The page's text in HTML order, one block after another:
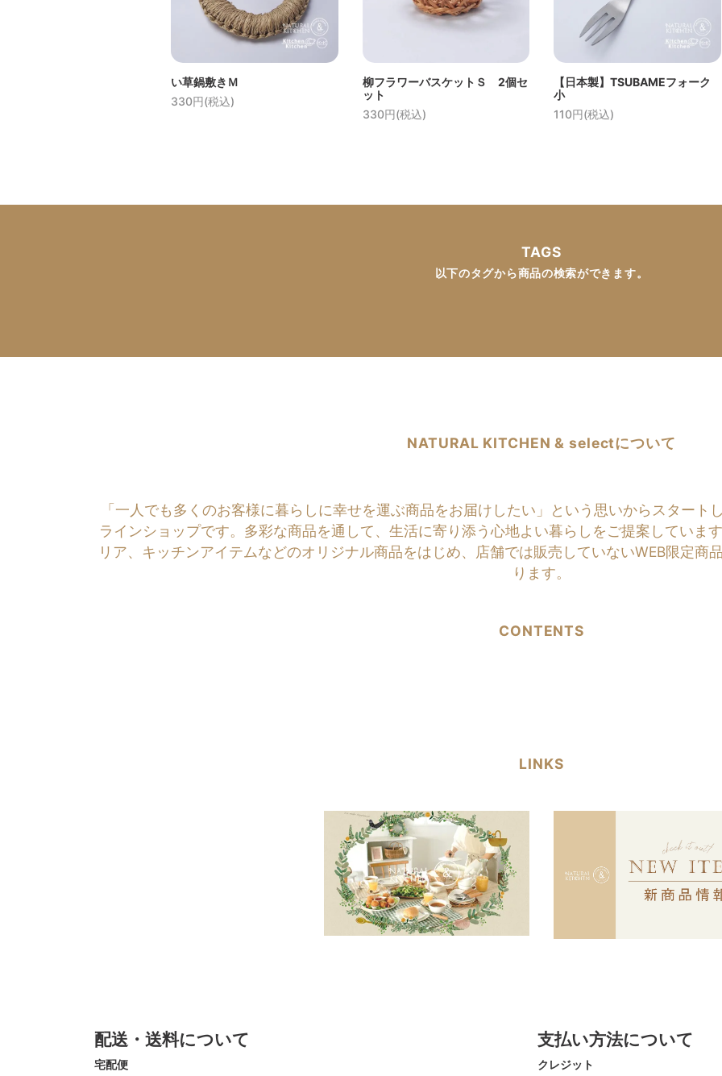
い草鍋敷きＭ
330円(税込)
柳フラワーバスケットＳ 2個セ
ット
330円(税込)
【日本製】TSUBAMEフォーク
小
110円(税込)
TAGS
以下のタグから商品の検索ができます。
NATURAL KITCHEN & selectについて
「一人でも多くのお客様に暮らしに幸せを運ぶ商品をお届けしたい」という思いからスタート
ラインショップです。多彩な商品を通して、生活に寄り添う心地よい暮らしをご提案していま
リア、キッチンアイテムなどのオリジナル商品をはじめ、店舗では販売していないWEB限定商
ります。
CONTENTS
LINKS
配送・送料について
宅配便
支払い方法について
クレジット